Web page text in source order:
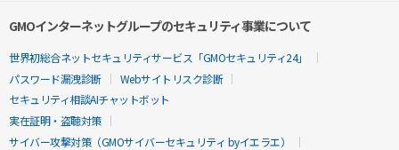
GMOインターネットグループのセキュリティ事業について
世界初総合ネットセキュリティサービス「GMOセキュリティ24」
パスワード漏洩診断
Webサイトリスク診断
セキュリティ相談AIチャットボット
実在証明・盗聴対策
サイバー攻撃対策（GMOサイバーセキュリティ byイエラエ）